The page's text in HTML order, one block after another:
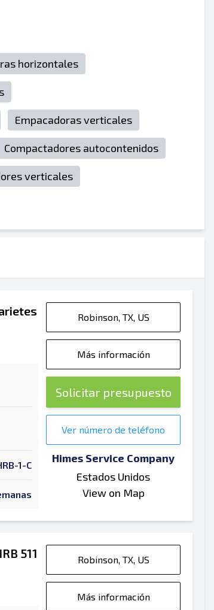
horizontales
Empacadoras verticales
Compactadores autocontenidos
verticales
1-C
Robinson, TX, US
Más información
Solicitar presupuesto
Ver número de teléfono
Himes Service Company
Estados Unidos
View on Map
511
Robinson, TX, US
Más información